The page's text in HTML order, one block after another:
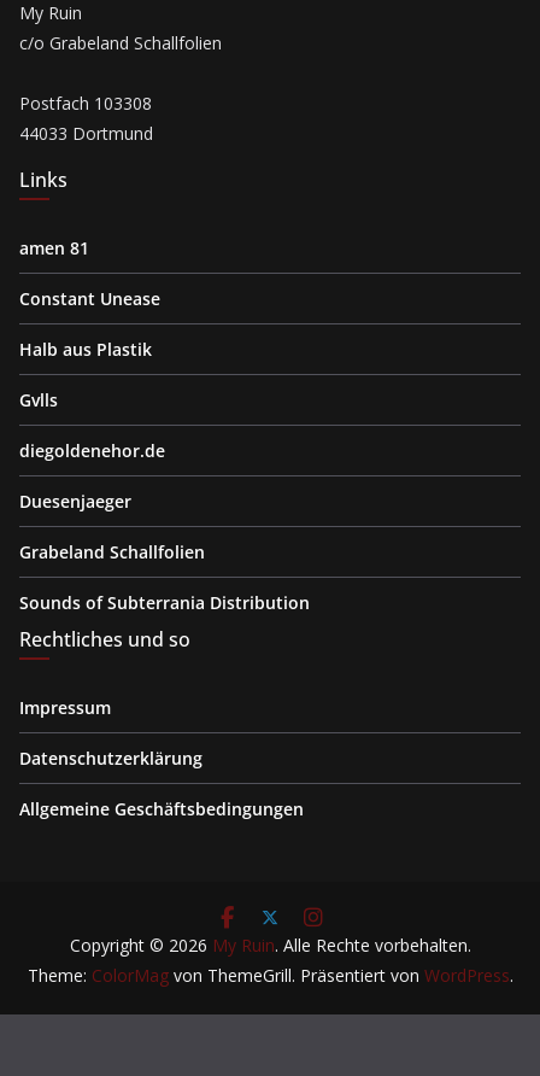
My Ruin
c/o Grabeland Schallfolien
Postfach 103308
44033 Dortmund
Links
amen 81
Constant Unease
Halb aus Plastik
Gvlls
diegoldenehor.de
Duesenjaeger
Grabeland Schallfolien
Sounds of Subterrania Distribution
Rechtliches und so
Impressum
Datenschutzerklärung
Allgemeine Geschäftsbedingungen
Copyright © 2026 My Ruin. Alle Rechte vorbehalten.
Theme: ColorMagvon ThemeGrill. Präsentiert von WordPress.